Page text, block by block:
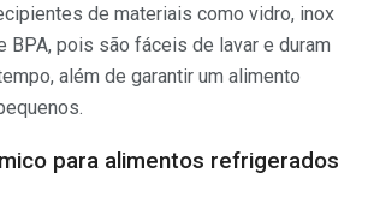
de materiais como vidro, inox
BPA, pois são fáceis de lavar e duram
além de garantir um alimento
para alimentos refrigerados